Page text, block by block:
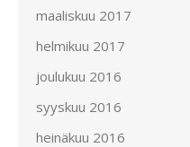
maaliskuu 2017
helmikuu 2017
joulukuu 2016
syyskuu 2016
heinäkuu 2016